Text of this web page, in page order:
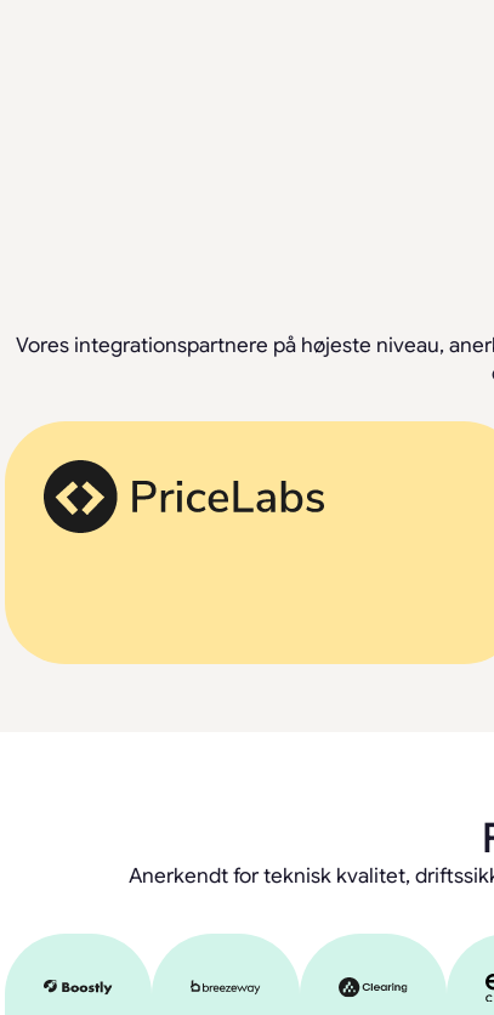
Vores integrationspartnere på højeste niveau,
Anerkendt for teknisk kvalitet,